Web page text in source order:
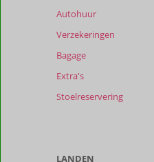
Beoordelingen
dan
Autohuur
Verzekeringen
Bagage
Extra's
Stoelreservering
LANDEN